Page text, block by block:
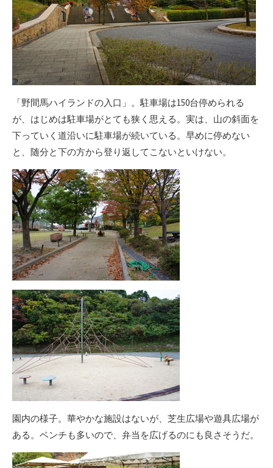
「野間馬ハイランドの入口」。駐車場は150台停められる
が、はじめは駐車場がとても狭く思える。実は、山の斜面を
下っていく道沿いに駐車場が続いている。早めに停めない
と、随分と下の方から登り返してこないといけない。
園内の様子。華やかな施設はないが、芝生広場や遊具広場が
ある。ベンチも多いので、弁当を広げるのにも良さそうだ。